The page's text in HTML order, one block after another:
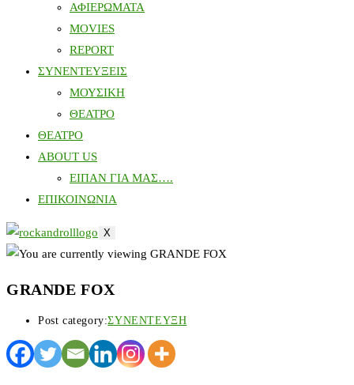
ΑΦΙΕΡΩΜΑΤΑ
MOVIES
REPORT
ΣΥΝΕΝΤΕΥΞΕΙΣ
ΜΟΥΣΙΚΗ
ΘΕΑΤΡΟ
ΘΕΑΤΡΟ
ABOUT US
ΕΙΠΑΝ ΓΙΑ ΜΑΣ….
ΕΠΙΚΟΙΝΩΝΙΑ
X
GRANDE FOX
Post category:ΣΥΝΕΝΤΕΥΞΗ